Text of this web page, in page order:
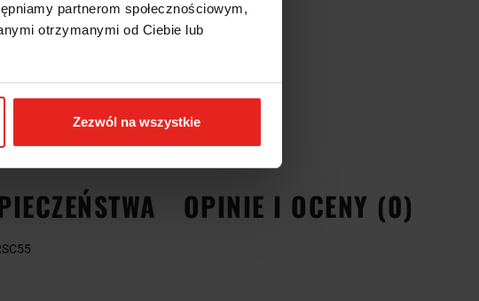
partnerom społecznościowym,
otrzymanymi od Ciebie lub
Zezwól na wszystkie
OPINIE I OCENY (0)